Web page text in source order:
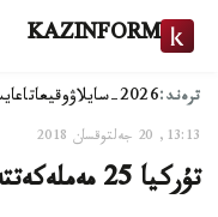
KAZINFORM
ترەند:2026-سايلاۋ وقيعا
13:13, 20 جەلتوقسان 2018
تۇركيا 25 مەملەكەتتەگى ەلشىلەرىن اۋىستىردى